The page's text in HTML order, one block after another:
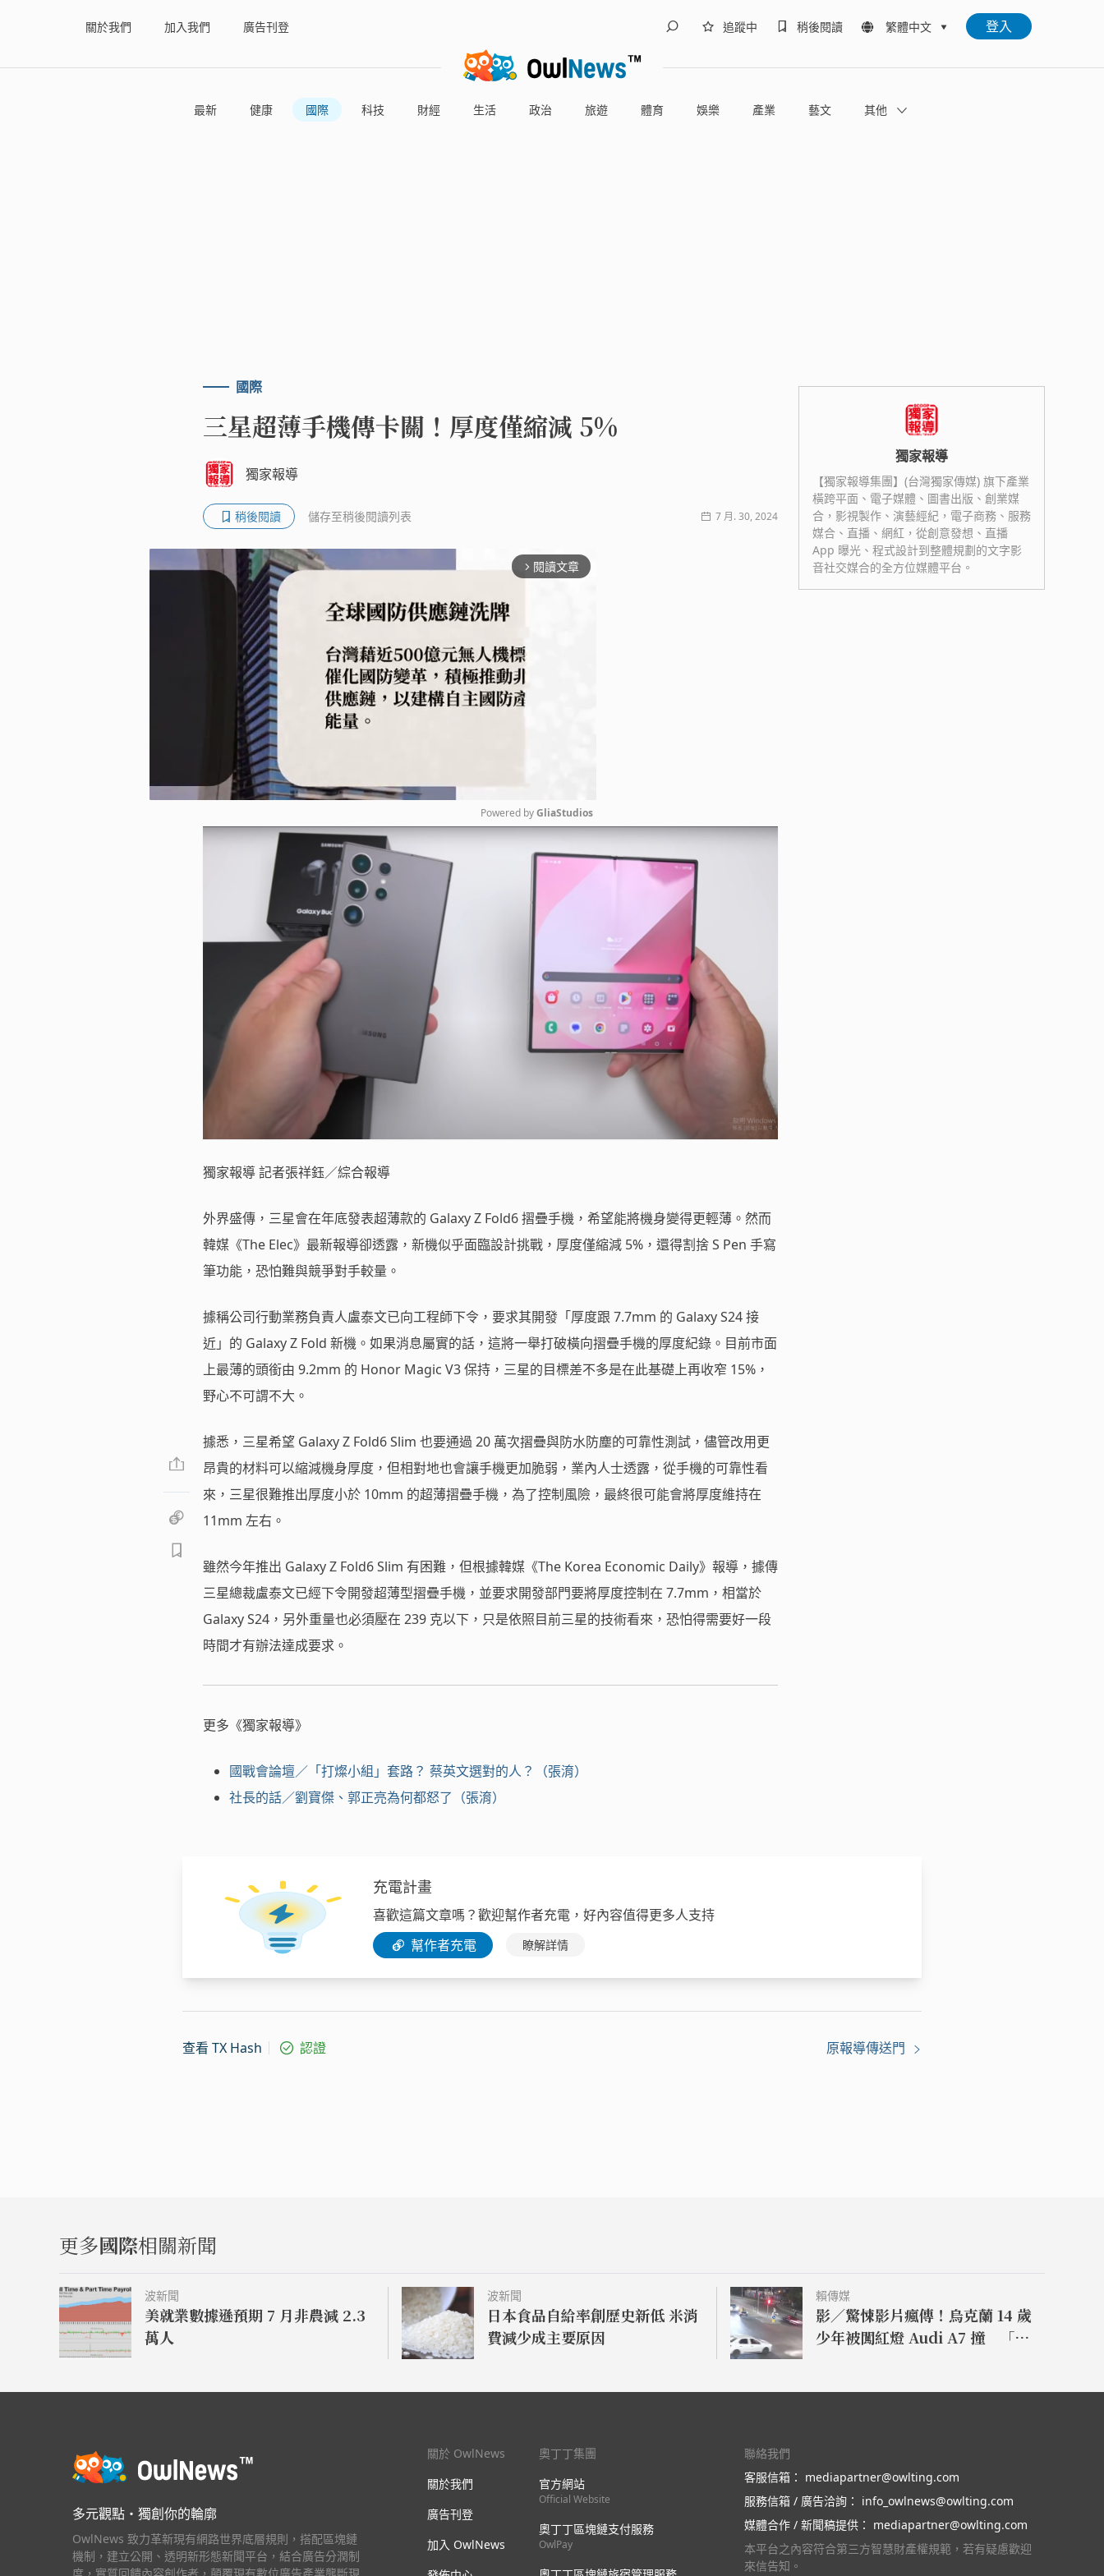
關於我們 加入我們 廣告刊登 追蹤中 稍後閱讀 繁體中文 登入
最新 健康 國際 科技 財經 生活 政治 旅遊 體育 娛樂 產業 藝文 其他
國際
三星超薄手機傳卡關！厚度僅縮減 5%
獨家報導
稍後閱讀 儲存至稍後閱讀列表 7 月. 30, 2024
arrow_forward_ios 閱讀文章
Mute
Powered by GliaStudios
獨家報導 記者張祥鈺／綜合報導
外界盛傳，三星會在年底發表超薄款的 Galaxy Z Fold6 摺疊手機，希望能將機身變得更輕薄。然而
韓媒《The Elec》最新報導卻透露，新機似乎面臨設計挑戰，厚度僅縮減 5%，還得割捨 S Pen 手寫
筆功能，恐怕難與競爭對手較量。
據稱公司行動業務負責人盧泰文已向工程師下令，要求其開發「厚度跟 7.7mm 的 Galaxy S24 接
近」的 Galaxy Z Fold 新機。如果消息屬實的話，這將一舉打破橫向摺疊手機的厚度紀錄。目前市面
上最薄的頭銜由 9.2mm 的 Honor Magic V3 保持，三星的目標差不多是在此基礎上再收窄 15%，
野心不可謂不大。
據悉，三星希望 Galaxy Z Fold6 Slim 也要通過 20 萬次摺疊與防水防塵的可靠性測試，儘管改用更
昂貴的材料可以縮減機身厚度，但相對地也會讓手機更加脆弱，業內人士透露，從手機的可靠性看
來，三星很難推出厚度小於 10mm 的超薄摺疊手機，為了控制風險，最終很可能會將厚度維持在
11mm 左右。
雖然今年推出 Galaxy Z Fold6 Slim 有困難，但根據韓媒《The Korea Economic Daily》報導，據傳
三星總裁盧泰文已經下令開發超薄型摺疊手機，並要求開發部門要將厚度控制在 7.7mm，相當於
Galaxy S24，另外重量也必須壓在 239 克以下，只是依照目前三星的技術看來，恐怕得需要好一段
時間才有辦法達成要求。
更多《獨家報導》
國戰會論壇／「打燦小組」套路？ 蔡英文選對的人？（張淯）
社長的話／劉寶傑、郭正亮為何都怒了（張淯）
獨家報導
【獨家報導集團】(台灣獨家傳媒) 旗下產業
橫跨平面、電子媒體、圖書出版、創業媒
合，影視製作、演藝經紀，電子商務、服務
媒合、直播、網紅，從創意發想、直播
App 曝光、程式設計到整體規劃的文字影
音社交媒合的全方位媒體平台。
充電計畫
喜歡這篇文章嗎？歡迎幫作者充電，好內容值得更多人支持
幫作者充電
瞭解詳情
查看 TX Hash 認證 原報導傳送門
更多國際相關新聞
波新聞
美就業數據遜預期 7 月非農減 2.3
萬人
波新聞
日本食品自給率創歷史新低 米消
費減少成主要原因
賴傳媒
影／驚悚影片瘋傳！烏克蘭 14 歲
少年被闖紅燈 Audi A7 撞 「空
多元觀點・獨創你的輪廓
OwlNews 致力革新現有網路世界底層規則，搭配區塊鏈
機制，建立公開、透明新形態新聞平台，結合廣告分潤制
關於 OwlNews
關於我們
廣告刊登
加入 OwlNews
奧丁丁集團
官方網站
Official Website
奧丁丁區塊鏈支付服務
OwlPay
聯絡我們
客服信箱： mediapartner@owlting.com
服務信箱 / 廣告洽詢： info_owlnews@owlting.com
媒體合作 / 新聞稿提供： mediapartner@owlting.com
本平台之內容符合第三方智慧財產權規範，若有疑慮歡迎
來信告知。